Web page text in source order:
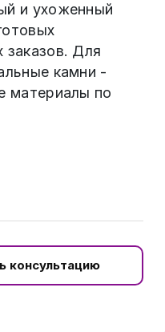
и ухоженный
заказов. Для
камни -
материалы по
Получить консультацию